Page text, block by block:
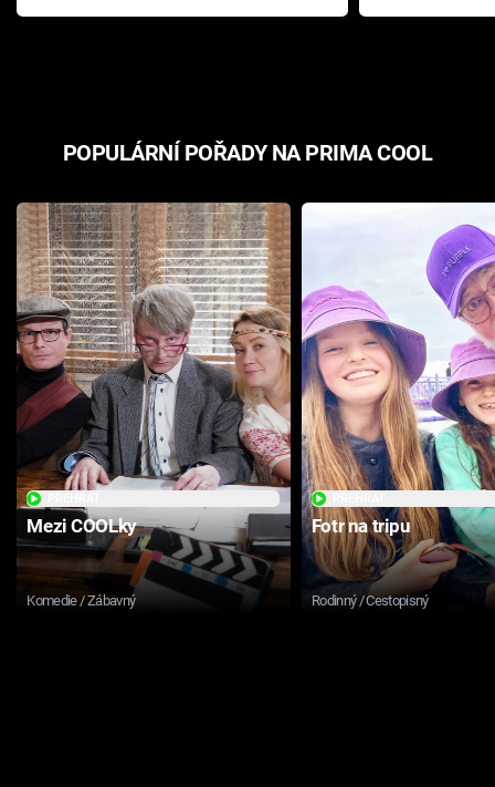
Pottera přišla s ráznou
přichází s
POPULÁRNÍ POŘADY NA PRIMA COOL
Mezi COOLky
Komedie / Zábavný
Fotr na tripu
Rodinný / Cestopisný